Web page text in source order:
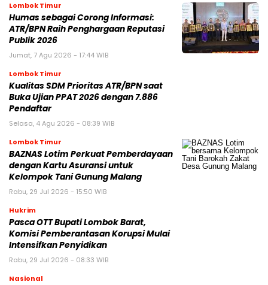
Lombok Timur
Humas sebagai Corong Informasi:
ATR/BPN Raih Penghargaan Reputasi
Publik 2026
Jumat, 7 Agu 2026 - 17:44 WIB
Lombok Timur
Kualitas SDM Prioritas ATR/BPN saat
Buka Ujian PPAT 2026 dengan 7.886
Pendaftar
Selasa, 4 Agu 2026 - 08:39 WIB
Lombok Timur
BAZNAS Lotim Perkuat Pemberdayaan
dengan Kartu Asuransi untuk
Kelompok Tani Gunung Malang
Rabu, 29 Jul 2026 - 15:50 WIB
Hukrim
Pasca OTT Bupati Lombok Barat,
Komisi Pemberantasan Korupsi Mulai
Intensifkan Penyidikan
Rabu, 29 Jul 2026 - 08:33 WIB
Nasional